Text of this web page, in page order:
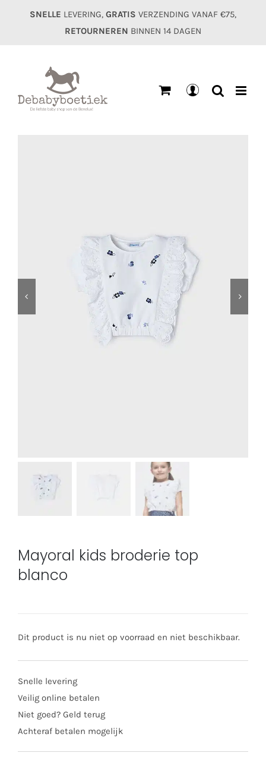
SNELLE LEVERING, GRATIS VERZENDING VANAF €75,
RETOURNEREN BINNEN 14 DAGEN
Mayoral kids broderie top
blanco
Dit product is nu niet op voorraad en niet beschikbaar.
Snelle levering
Veilig online betalen
Niet goed? Geld terug
Achteraf betalen mogelijk